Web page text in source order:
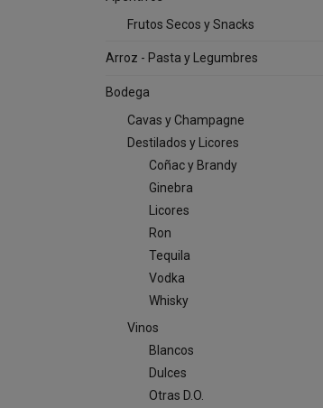
Frutos Secos y Snacks
Arroz - Pasta y Legumbres
Bodega
Cavas y Champagne
Destilados y Licores
Coñac y Brandy
Ginebra
Licores
Ron
Tequila
Vodka
Whisky
Vinos
Blancos
Dulces
Otras D.O.